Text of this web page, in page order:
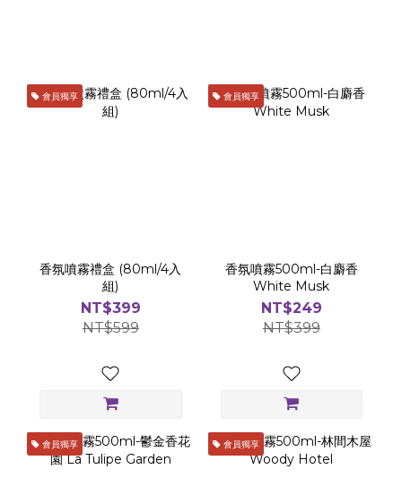
會員獨享
香氛噴霧禮盒 (80ml/4入
組)
NT$399
NT$599
會員獨享
香氛噴霧500ml-白麝香
White Musk
NT$249
NT$399
會員獨享 會員獨享